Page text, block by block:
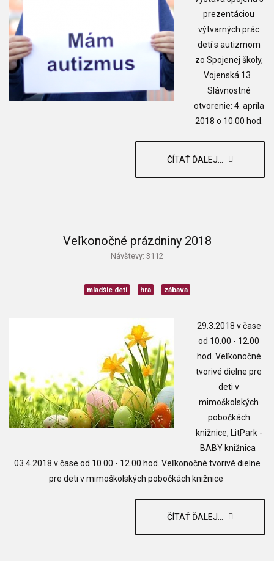
prezentáciou
výtvarných prác
detí s autizmom
zo Spojenej školy,
Vojenská 13
Slávnostné
otvorenie: 4. apríla
2018 o 10.00 hod.
ČÍTAŤ ĎALEJ...
Veľkonočné prázdniny 2018
Návštevy: 3112
mladšie deti hra zábava
29.3.2018 v čase
od 10.00 - 12.00
hod. Veľkonočné
tvorivé dielne pre
deti v
mimoškolských
pobočkách
knižnice, LitPark -
BABY knižnica
03.4.2018 v čase od 10.00 - 12.00 hod. Veľkonočné tvorivé dielne
pre deti v mimoškolských pobočkách knižnice
ČÍTAŤ ĎALEJ...